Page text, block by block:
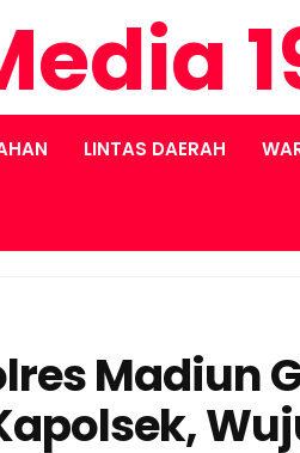
LINTAS DAERAH
Madiun